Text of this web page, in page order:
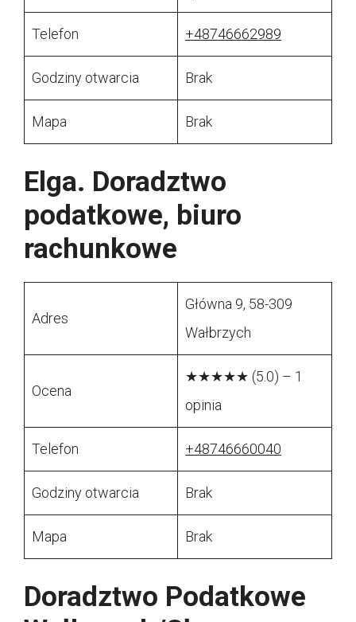
Telefon +48746662989
Godziny otwarcia Brak
Mapa Brak
Elga. Doradztwo
podatkowe, biuro
rachunkowe
Adres
Główna 9, 58-309
Wałbrzych
Ocena
★★★★★ (5.0) – 1
opinia
Telefon +48746660040
Godziny otwarcia Brak
Mapa Brak
Doradztwo Podatkowe